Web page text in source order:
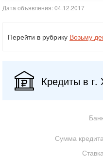
Дата объявления: 04.12.2017
Перейти в рубрику Возьму
Кредиты в г.
Сумма